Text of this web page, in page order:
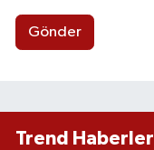
Gönder
Trend Haberler